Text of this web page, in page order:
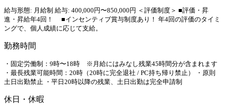
給与形態: 月給制 給与: 400,000円〜850,000円 ＜評価制度＞ ■評価・昇
進・昇給年4回！ ■インセンティブ賞与制度あり！ 年4回の評価のタイミ
ングで、個人成績に応じて支給。
勤務時間
・固定労働制：9時〜18時 ※月給にはみなし残業45時間分が含まれます
・最長残業可能時間：20時（20時に完全退社 / PC持ち帰り禁止） ・原則
土日出勤禁止 ・平日20時以降の残業、土日出勤は完全申請制
休日・休暇